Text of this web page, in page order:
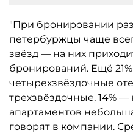
"При бронировании
петербуржцы чаще
звёзд — на них
бронирований. Ещё
четырехзвёздочные
трехзвёздочные, 14%
апартаментов
говорят в компании.